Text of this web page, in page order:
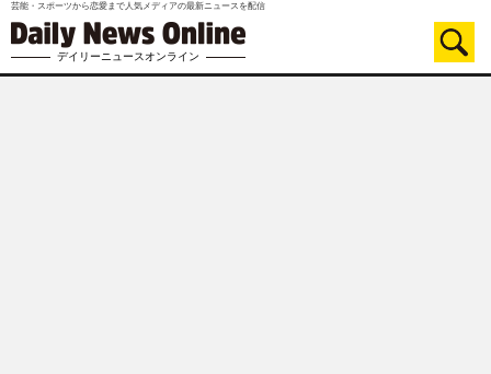
芸能・スポーツから恋愛まで人気メディアの最新ニュースを配信
デイリーニュースオンライン